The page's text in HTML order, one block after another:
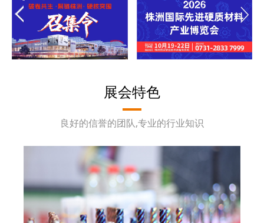
展会特色
良好的信誉的团队,专业的行业知识